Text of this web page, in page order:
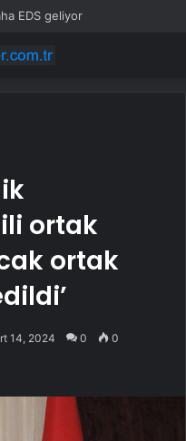
EDS geliyor
ortak
ortak
14, 2024 0 0